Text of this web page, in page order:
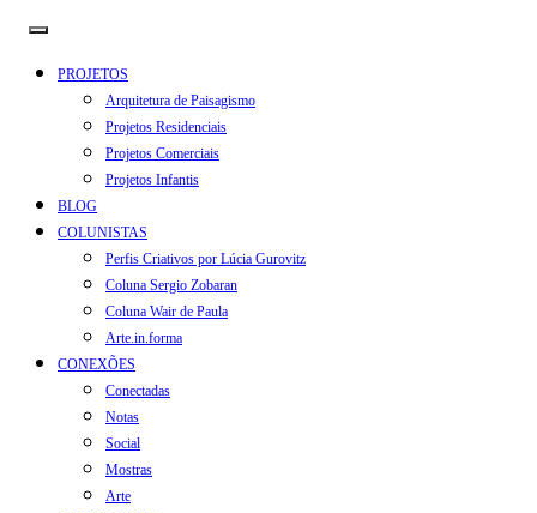
PROJETOS
Arquitetura de Paisagismo
Projetos Residenciais
Projetos Comerciais
Projetos Infantis
BLOG
COLUNISTAS
Perfis Criativos por Lúcia Gurovitz
Coluna Sergio Zobaran
Coluna Wair de Paula
Arte.in.forma
CONEXÕES
Conectadas
Notas
Social
Mostras
Arte